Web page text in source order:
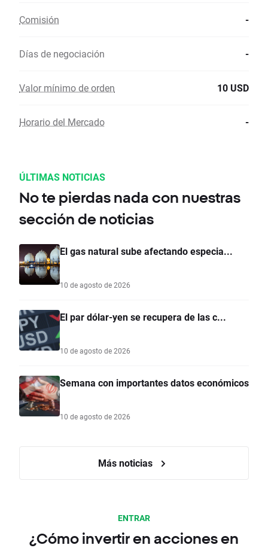
Comisión -
Días de negociación -
Valor mínimo de orden 10 USD
Horario del Mercado -
ÚLTIMAS NOTICIAS
No te pierdas nada con nuestras
sección de noticias
El gas natural sube afectando especia...
10 de agosto de 2026
El par dólar-yen se recupera de las c...
10 de agosto de 2026
Semana con importantes datos económicos
10 de agosto de 2026
Más noticias
ENTRAR
¿Cómo invertir en acciones en